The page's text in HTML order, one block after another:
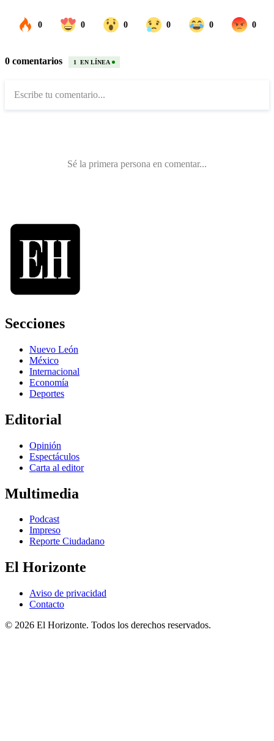
Secciones
Nuevo León
México
Internacional
Economía
Deportes
Editorial
Opinión
Espectáculos
Carta al editor
Multimedia
Podcast
Impreso
Reporte Ciudadano
El Horizonte
Aviso de privacidad
Contacto
© 2026 El Horizonte. Todos los derechos reservados.